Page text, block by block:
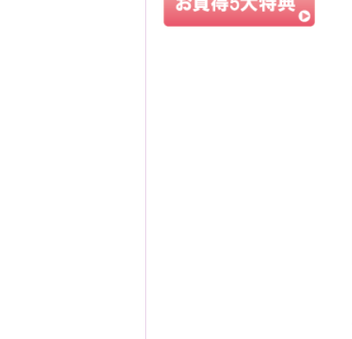
五
宮冑作 １
正絹の白
力、豪華
す。高級
風で飾っ